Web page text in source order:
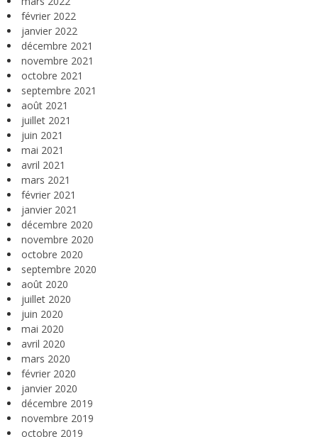
février 2022
janvier 2022
décembre 2021
novembre 2021
octobre 2021
septembre 2021
août 2021
juillet 2021
juin 2021
mai 2021
avril 2021
mars 2021
février 2021
janvier 2021
décembre 2020
novembre 2020
octobre 2020
septembre 2020
août 2020
juillet 2020
juin 2020
mai 2020
avril 2020
mars 2020
février 2020
janvier 2020
décembre 2019
novembre 2019
octobre 2019